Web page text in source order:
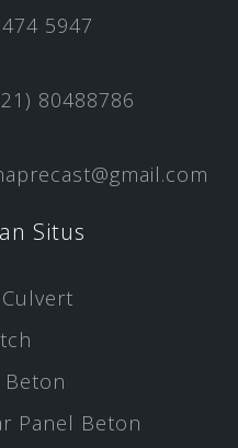
5947
80488786
Situs
Beton
Panel Beton